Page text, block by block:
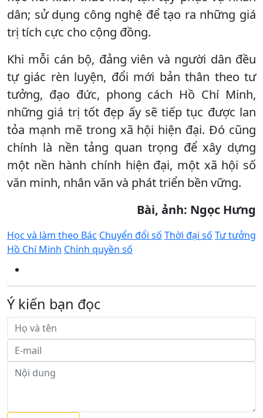
dân; sử dụng công nghệ để tạo ra những giá
trị tích cực cho cộng đồng.
Khi mỗi cán bộ, đảng viên và người dân đều
tự giác rèn luyện, đổi mới bản thân theo tư
tưởng, đạo đức, phong cách Hồ Chí Minh,
những giá trị tốt đẹp ấy sẽ tiếp tục được lan
tỏa mạnh mẽ trong xã hội hiện đại. Đó cũng
chính là nền tảng quan trọng để xây dựng
một nền hành chính hiện đại, một xã hội số
văn minh, nhân văn và phát triển bền vững.
Bài, ảnh: Ngọc Hưng
Học và làm theo Bác Chuyển đổi số Thời đại số Tư tưởng
Hồ Chí Minh Chính quyền số
Ý kiến bạn đọc